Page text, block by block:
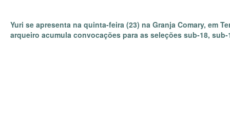
Yuri se apresenta na quinta-feira (23) na Granja Comary, em
arqueiro acumula convocações para as seleções sub-18, sub-